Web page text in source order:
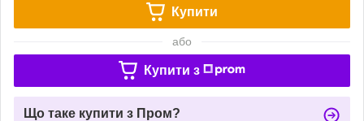
Купити
або
Купити з
Що таке купити з Пром?